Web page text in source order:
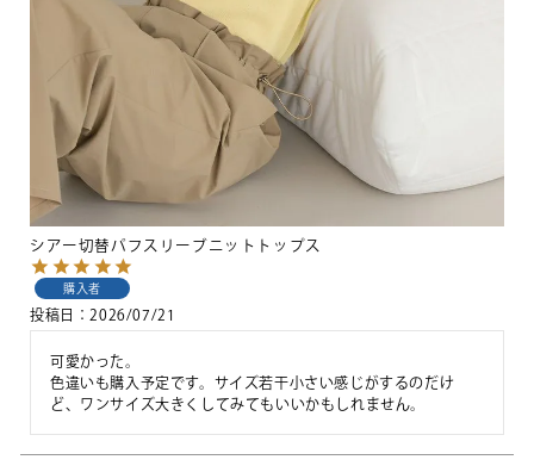
シアー切替パフスリーブニットトップス
購入者
投稿日 2026/07/21
可愛かった。
色違いも購入予定です。サイズ若干小さい感じがするのだけ
ど、ワンサイズ大きくしてみてもいいかもしれません。